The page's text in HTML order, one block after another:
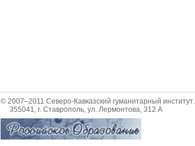
© 2007–2011 Северо-Кавказский гуманитарный институт.
355041, г. Ставрополь, ул. Лермонтова, 312 А